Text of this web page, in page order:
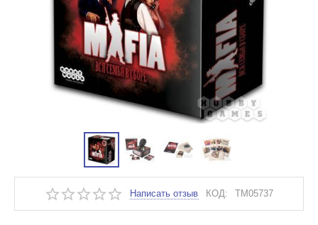
Написать отзыв КОД: TM05737